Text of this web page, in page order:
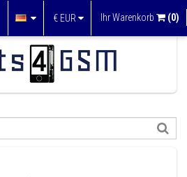
€ EUR Ihr Warenkorb (0)